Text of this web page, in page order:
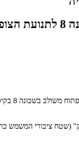
פתוח משולב בשכונה
" (שטח ציבורי המשמש